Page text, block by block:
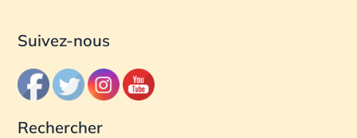
Suivez-nous
Rechercher